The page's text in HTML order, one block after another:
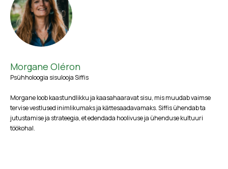
Morgane Oléron
Psühholoogia sisulooja Siffis
Morgane loob kaastundlikku ja kaasahaaravat sisu, mis muudab vaimse
tervise vestlused inimlikumaks ja kättesaadavamaks. Siffis ühendab ta
jutustamise ja strateegia, et edendada hoolivuse ja ühenduse kultuuri
töökohal.